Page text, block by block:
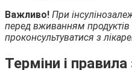
Важливо! При
перед вживанням продуктів
проконсультуватися з
Терміни і правила